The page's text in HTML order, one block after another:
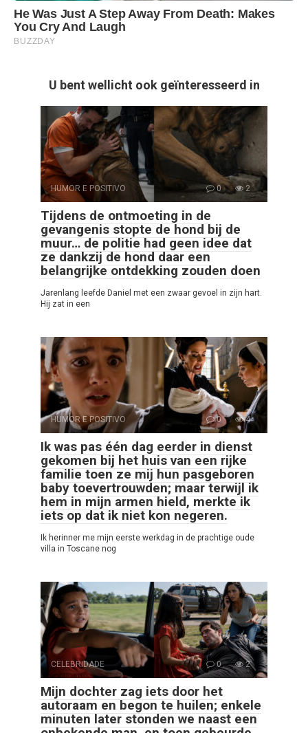
U bent wellicht ook geïnteresseerd in
HUMOR E POSITIVO 0 2
Tijdens de ontmoeting in de
gevangenis stopte de hond bij de
muur… de politie had geen idee dat
ze dankzij de hond daar een
belangrijke ontdekking zouden doen
Jarenlang leefde Daniel met een zwaar gevoel in zijn hart.
Hij zat in een
HUMOR E POSITIVO 0 4
Ik was pas één dag eerder in dienst
gekomen bij het huis van een rijke
familie toen ze mij hun pasgeboren
baby toevertrouwden; maar terwijl ik
hem in mijn armen hield, merkte ik
iets op dat ik niet kon negeren.
Ik herinner me mijn eerste werkdag in de prachtige oude
villa in Toscane nog
CELEBRIDADE 0 2
Mijn dochter zag iets door het
autoraam en begon te huilen; enkele
minuten later stonden we naast een